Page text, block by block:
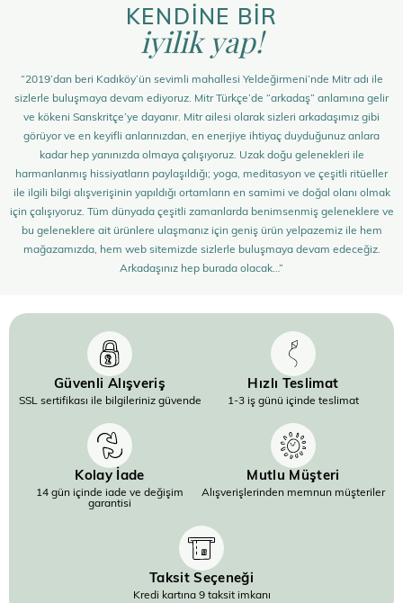
KENDİNE BİR
iyilik yap!
“2019’dan beri Kadıköy’ün sevimli mahallesi Yeldeğirmeni’nde Mitr adı ile
sizlerle buluşmaya devam ediyoruz. Mitr Türkçe’de “arkadaş” anlamına gelir
ve kökeni Sanskritçe’ye dayanır. Mitr ailesi olarak sizleri arkadaşımız gibi
görüyor ve en keyifli anlarınızdan, en enerjiye ihtiyaç duyduğunuz anlara
kadar hep yanınızda olmaya çalışıyoruz. Uzak doğu gelenekleri ile
harmanlanmış hissiyatların paylaşıldığı; yoga, meditasyon ve çeşitli ritüeller
ile ilgili bilgi alışverişinin yapıldığı ortamların en samimi ve doğal olanı olmak
için çalışıyoruz. Tüm dünyada çeşitli zamanlarda benimsenmiş geleneklere ve
bu geleneklere ait ürünlere ulaşmanız için geniş ürün yelpazemiz ile hem
mağazamızda, hem web sitemizde sizlerle buluşmaya devam edeceğiz.
Arkadaşınız hep burada olacak…”
Güvenli Alışveriş
SSL sertifikası ile bilgileriniz güvende
Hızlı Teslimat
1-3 iş günü içinde teslimat
Kolay İade
14 gün içinde iade ve değişim
garantisi
Mutlu Müşteri
Alışverişlerinden memnun müşteriler
Taksit Seçeneği
Kredi kartına 9 taksit imkanı